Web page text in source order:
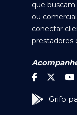
que buscam
ou
conectar
prestadores
Grifo